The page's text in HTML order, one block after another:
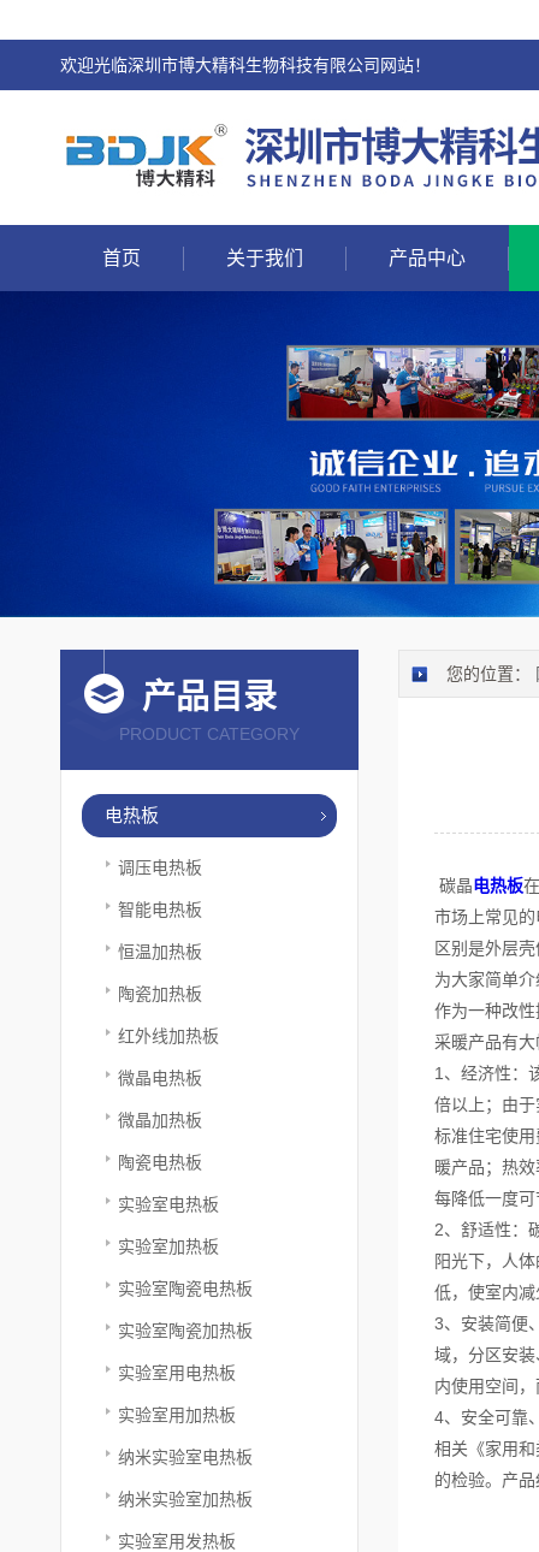
欢迎光临深圳市博大精科生物科技有限公司网站！
首页 关于我们 产品中心
产品目录
PRODUCT CATEGORY
电热板
调压电热板
智能电热板
恒温加热板
陶瓷加热板
红外线加热板
微晶电热板
微晶加热板
陶瓷电热板
实验室电热板
实验室加热板
实验室陶瓷电热板
实验室陶瓷加热板
实验室用电热板
实验室用加热板
纳米实验室电热板
纳米实验室加热板
实验室用发热板
您的位置：
碳晶电热板
市场上常见
区别是外层
为大家简单
作为一种改
采暖产品有
1、经济性：
倍以上；由
标准住宅使
暖产品；热
每降低一度
2、舒适性：
阳光下，人
低，使室内
3、安装简便
域，分区安
内使用空间
4、安全可靠
相关《家用
的检验。产